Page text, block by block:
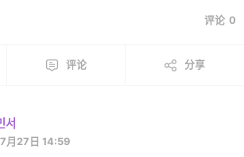
评论 0
评论 分享
서
月27日 14:59